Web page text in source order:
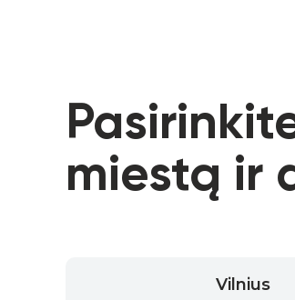
miestą ir
Vilnius